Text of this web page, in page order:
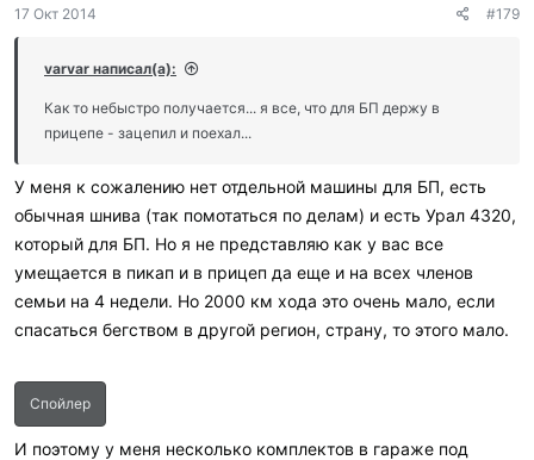
17 Окт 2014 #179
varvar написал(а):
Как то небыстро получается... я все, что для БП держу в
прицепе - зацепил и поехал...
У меня к сожалению нет отдельной машины для БП, есть
обычная шнива (так помотаться по делам) и есть Урал 4320,
который для БП. Но я не представляю как у вас все
умещается в пикап и в прицеп да еще и на всех членов
семьи на 4 недели. Но 2000 км хода это очень мало, если
спасаться бегством в другой регион, страну, то этого мало.
Спойлер
И поэтому у меня несколько комплектов в гараже под